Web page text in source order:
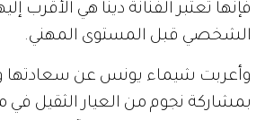
فإنها تعتبر الفنانة دينا هي الأقرب
الشخصي قبل المستوى المهني.
وأعربت شيماء يونس عن سعادتها
بمشاركة نجوم من العيار الثقيل